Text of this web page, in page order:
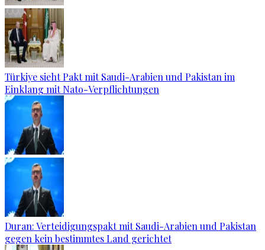
Türkiye sieht Pakt mit Saudi-Arabien und Pakistan im
Einklang mit Nato-Verpflichtungen
Duran: Verteidigungspakt mit Saudi-Arabien und Pakistan
gegen kein bestimmtes Land gerichtet